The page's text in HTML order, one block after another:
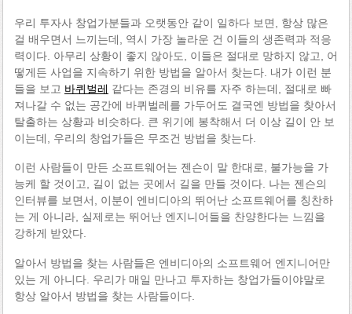
우리 투자사 창업가분들과 오랫동안 같이 일하다 보면, 항상 많은
걸 배우면서 느끼는데, 역시 가장 놀라운 건 이들의 생존력과 적응
력이다. 아무리 상황이 좋지 않아도, 이들은 절대로 망하지 않고, 어
떻게든 사업을 지속하기 위한 방법을 알아서 찾는다. 내가 이런 분
들을 보고 바퀴벌레 같다는 존경의 비유를 자주 하는데, 절대로 빠
져나갈 수 없는 공간에 바퀴벌레를 가두어도 결국엔 방법을 찾아서
탈출하는 상황과 비슷하다. 큰 위기에 봉착해서 더 이상 길이 안 보
이는데, 우리의 창업가들은 무조건 방법을 찾는다.
이런 사람들이 만든 소프트웨어는 젠슨이 말 한대로, 불가능을 가
능케 할 것이고, 길이 없는 곳에서 길을 만들 것이다. 나는 젠슨의
인터뷰를 보면서, 이분이 엔비디아의 뛰어난 소프트웨어를 칭찬하
는 게 아니라, 실제로는 뛰어난 엔지니어들을 찬양한다는 느낌을
강하게 받았다.
알아서 방법을 찾는 사람들은 엔비디아의 소프트웨어 엔지니어만
있는 게 아니다. 우리가 매일 만나고 투자하는 창업가들이야말로
항상 알아서 방법을 찾는 사람들이다.